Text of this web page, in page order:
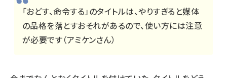
「おどす、命令する」のタイトルは、やりすぎると媒体
の品格を落とすおそれがあるので、使い方には注意
が必要です（アミケンさん）